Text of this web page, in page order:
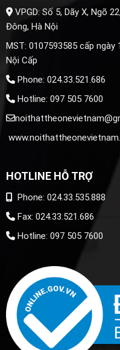
VPGD: Số 5, Dãy X, Ngõ
Đông, Hà Nội
MST: 0107593585 cấp
Nội Cấp
Phone: 024.33.521.686
Hotline: 097 505 7600
HOTLINE HỖ TRỢ
Phone: 024.33.535.888
Fax: 024.33.521.686
Hotline: 097 505 7600